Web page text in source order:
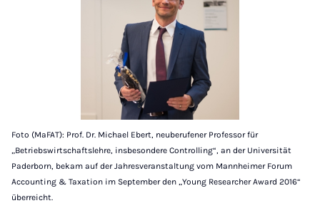
Foto (MaFAT): Prof. Dr. Michael Ebert, neuberufener Professor für
„Betriebswirtschaftslehre, insbesondere Controlling“, an der Universität
Paderborn, bekam auf der Jahresveranstaltung vom Mannheimer Forum
Accounting & Taxation im September den „Young Researcher Award 2016“
überreicht.